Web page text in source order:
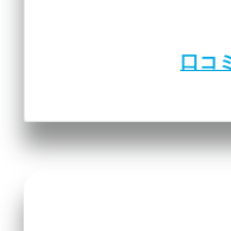
口コ